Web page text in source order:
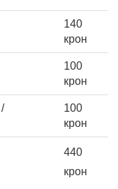
140
крон
100
крон
100
крон
440
крон